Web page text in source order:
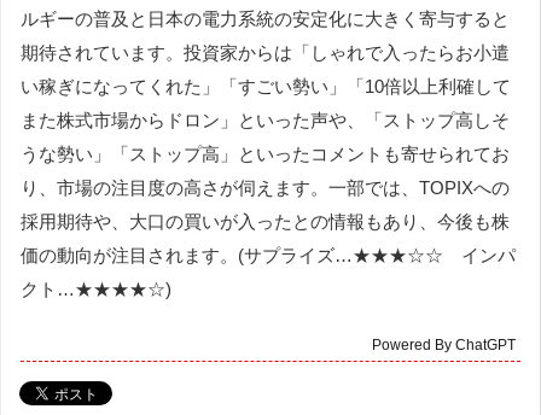
ルギーの普及と日本の電力系統の安定化に大きく寄与すると
期待されています。投資家からは「しゃれで入ったらお小遣
い稼ぎになってくれた」「すごい勢い」「10倍以上利確して
また株式市場からドロン」といった声や、「ストップ高しそ
うな勢い」「ストップ高」といったコメントも寄せられてお
り、市場の注目度の高さが伺えます。一部では、TOPIXへの
採用期待や、大口の買いが入ったとの情報もあり、今後も株
価の動向が注目されます。(サプライズ…★★★☆☆ インパ
クト…★★★★☆)
Powered By ChatGPT